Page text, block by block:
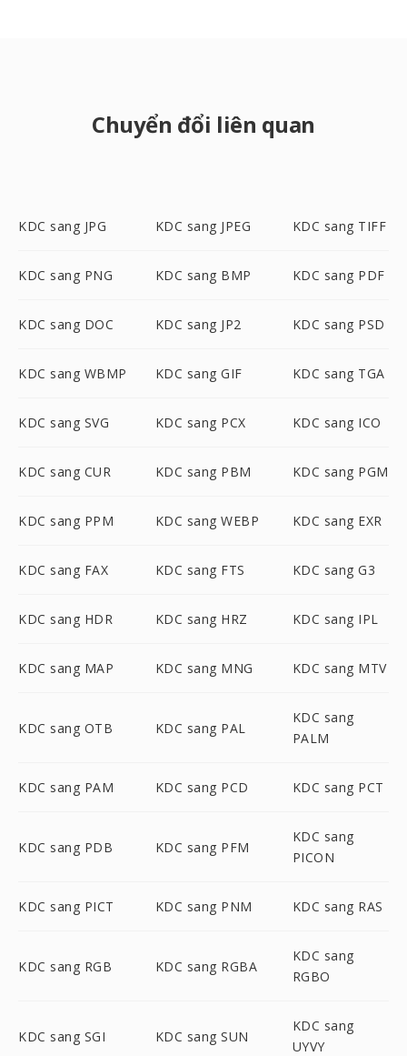
Chuyển đổi liên quan
KDC sang JPG KDC sang JPEG KDC sang TIFF
KDC sang PNG KDC sang BMP KDC sang PDF
KDC sang DOC KDC sang JP2 KDC sang PSD
KDC sang WBMP KDC sang GIF KDC sang TGA
KDC sang SVG KDC sang PCX KDC sang ICO
KDC sang CUR KDC sang PBM KDC sang PGM
KDC sang PPM KDC sang WEBP KDC sang EXR
KDC sang FAX KDC sang FTS KDC sang G3
KDC sang HDR KDC sang HRZ KDC sang IPL
KDC sang MAP KDC sang MNG KDC sang MTV
KDC sang OTB KDC sang PAL
KDC sang
PALM
KDC sang PAM KDC sang PCD KDC sang PCT
KDC sang PDB KDC sang PFM
KDC sang
PICON
KDC sang PICT KDC sang PNM KDC sang RAS
KDC sang RGB KDC sang RGBA
KDC sang
RGBO
KDC sang SGI KDC sang SUN
KDC sang
UYVY